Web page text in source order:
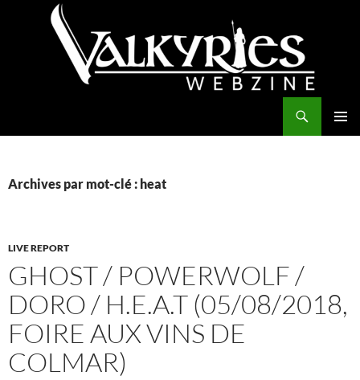
Archives par mot-clé : heat
LIVE REPORT
GHOST / POWERWOLF /
DORO / H.E.A.T (05/08/2018,
FOIRE AUX VINS DE
COLMAR)